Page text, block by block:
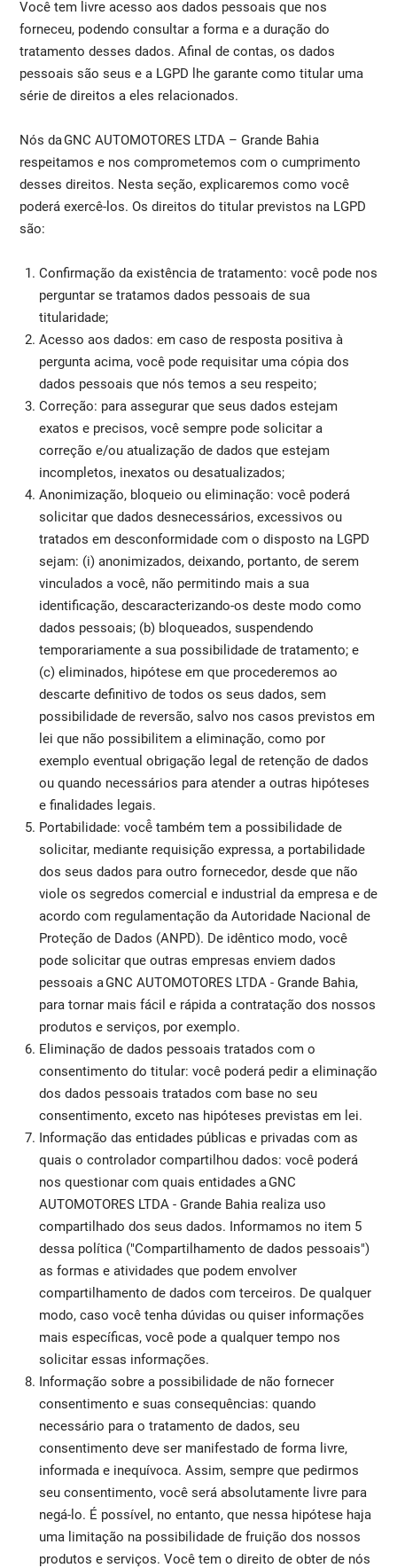
Você tem livre acesso aos dados pessoais que nos
forneceu, podendo consultar a forma e a duração do
tratamento desses dados. Afinal de contas, os dados
pessoais são seus e a LGPD lhe garante como titular uma
série de direitos a eles relacionados.
Nós da GNC AUTOMOTORES LTDA – Grande Bahia
respeitamos e nos comprometemos com o cumprimento
desses direitos. Nesta seção, explicaremos como você
poderá exercê-los. Os direitos do titular previstos na LGPD
são:
Confirmação da existência de tratamento: você pode nos
perguntar se tratamos dados pessoais de sua
titularidade;
Acesso aos dados: em caso de resposta positiva à
pergunta acima, você pode requisitar uma cópia dos
dados pessoais que nós temos a seu respeito;
Correção: para assegurar que seus dados estejam
exatos e precisos, você sempre pode solicitar a
correção e/ou atualização de dados que estejam
incompletos, inexatos ou desatualizados;
Anonimização, bloqueio ou eliminação: você poderá
solicitar que dados desnecessários, excessivos ou
tratados em desconformidade com o disposto na LGPD
sejam: (i) anonimizados, deixando, portanto, de serem
vinculados a você, não permitindo mais a sua
identificação, descaracterizando-os deste modo como
dados pessoais; (b) bloqueados, suspendendo
temporariamente a sua possibilidade de tratamento; e
(c) eliminados, hipótese em que procederemos ao
descarte definitivo de todos os seus dados, sem
possibilidade de reversão, salvo nos casos previstos em
lei que não possibilitem a eliminação, como por
exemplo eventual obrigação legal de retenção de dados
ou quando necessários para atender a outras hipóteses
e finalidades legais.
Portabilidade: você̂ também tem a possibilidade de
solicitar, mediante requisição expressa, a portabilidade
dos seus dados para outro fornecedor, desde que não
viole os segredos comercial e industrial da empresa e de
acordo com regulamentação da Autoridade Nacional de
Proteção de Dados (ANPD). De idêntico modo, você
pode solicitar que outras empresas enviem dados
pessoais a GNC AUTOMOTORES LTDA - Grande Bahia,
para tornar mais fácil e rápida a contratação dos nossos
produtos e serviços, por exemplo.
Eliminação de dados pessoais tratados com o
consentimento do titular: você poderá pedir a eliminação
dos dados pessoais tratados com base no seu
consentimento, exceto nas hipóteses previstas em lei.
Informação das entidades públicas e privadas com as
quais o controlador compartilhou dados: você poderá
nos questionar com quais entidades a GNC
AUTOMOTORES LTDA - Grande Bahia realiza uso
compartilhado dos seus dados. Informamos no item 5
dessa política ("Compartilhamento de dados pessoais")
as formas e atividades que podem envolver
compartilhamento de dados com terceiros. De qualquer
modo, caso você tenha dúvidas ou quiser informações
mais específicas, você pode a qualquer tempo nos
solicitar essas informações.
Informação sobre a possibilidade de não fornecer
consentimento e suas consequências: quando
necessário para o tratamento de dados, seu
consentimento deve ser manifestado de forma livre,
informada e inequívoca. Assim, sempre que pedirmos
seu consentimento, você será absolutamente livre para
negá-lo. É possível, no entanto, que nessa hipótese haja
uma limitação na possibilidade de fruição dos nossos
produtos e serviços. Você tem o direito de obter de nós